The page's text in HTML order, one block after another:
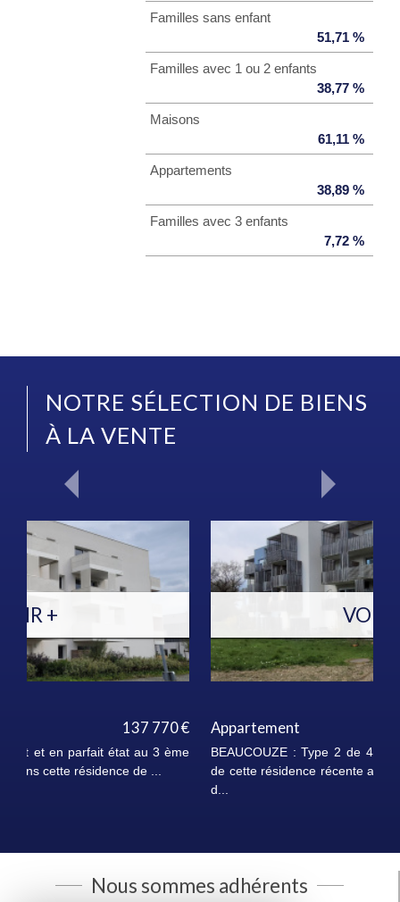
Familles sans enfant
51,71 %
Familles avec 1 ou 2 enfants
38,77 %
Maisons
61,11 %
Appartements
38,89 %
Familles avec 3 enfants
7,72 %
NOTRE SÉLECTION DE BIENS
À LA VENTE
Appartement 148 370 €
BEAUCOUZE : Type 2 de 44 m² au 3° et dernier étage
de cette résidence récente avec asc. Expo Sud avec vue
Nous sommes adhérents